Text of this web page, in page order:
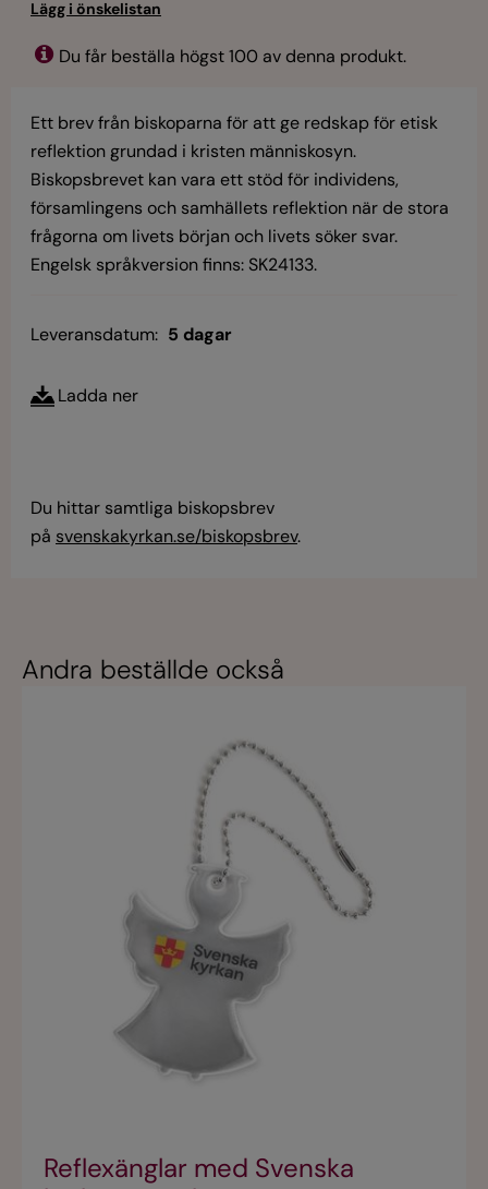
Du får beställa högst 100 av denna produkt.
Ett brev från biskoparna för att ge redskap för etisk
reflektion grundad i kristen människosyn.
Biskopsbrevet kan vara ett stöd för individens,
församlingens och samhällets reflektion när de stora
frågorna om livets början och livets söker svar.
Engelsk språkversion finns: SK24133.
Leveransdatum: 5 dagar
Ladda ner
Du hittar samtliga biskopsbrev
på svenskakyrkan.se/biskopsbrev.
Andra beställde också
Reflexänglar med Svenska